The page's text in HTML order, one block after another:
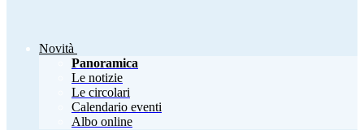
Novità
Panoramica
Le notizie
Le circolari
Calendario eventi
Albo online